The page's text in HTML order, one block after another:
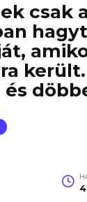
csak
és